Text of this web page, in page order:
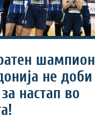
шампион
не доби
настап во